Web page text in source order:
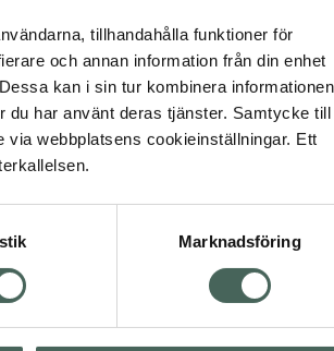
tillhandahålla funktioner för
och annan information från din enhet
kan i sin tur kombinera informationen
du har använt deras tjänster. Samtycke till
webbplatsens cookieinställningar. Ett
Marknadsföring
Köp via ditt recept
Om recept och läkemedel